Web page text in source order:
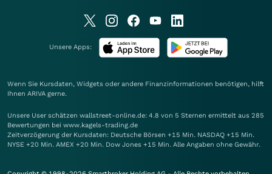
Unsere Apps:
Wenn Sie Kursdaten, Widgets oder andere Finanzinformationen benötigen, hilft
Ihnen ARIVA gerne.
Unsere User schätzen wallstreet-online.de: 4.8 von 5 Sternen ermittelt aus 285
Bewertungen bei www.kagels-trading.de
Zeitverzögerung der Kursdaten: Deutsche Börsen +15 Min. NASDAQ +15 Min.
NYSE +20 Min. AMEX +20 Min. Dow Jones +15 Min. Alle Angaben ohne Gewähr.